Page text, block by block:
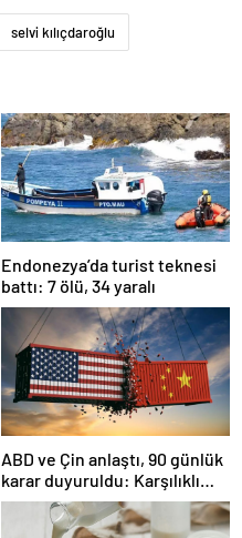
selvi kılıçdaroğlu
Endonezya’da turist teknesi
battı: 7 ölü, 34 yaralı
ABD ve Çin anlaştı, 90 günlük
karar duyuruldu: Karşılıklı
tarife indirimi geldi!